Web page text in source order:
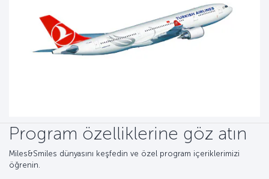
Program özelliklerine göz atın
Miles&Smiles dünyasını keşfedin ve özel program içeriklerimizi
öğrenin.